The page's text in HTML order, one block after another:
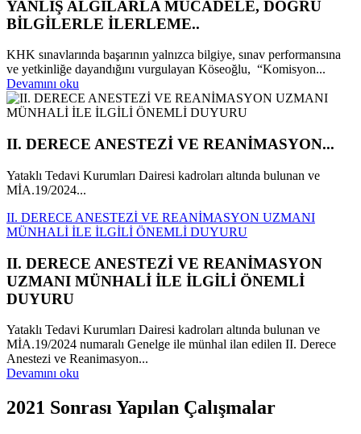
YANLIŞ ALGILARLA MÜCADELE, DOĞRU
BİLGİLERLE İLERLEME..
KHK sınavlarında başarının yalnızca bilgiye, sınav performansına
ve yetkinliğe dayandığını vurgulayan Köseoğlu, “Komisyon...
Devamını oku
II. DERECE ANESTEZİ VE REANİMASYON...
Yataklı Tedavi Kurumları Dairesi kadroları altında bulunan ve
MİA.19/2024...
II. DERECE ANESTEZİ VE REANİMASYON UZMANI
MÜNHALİ İLE İLGİLİ ÖNEMLİ DUYURU
II. DERECE ANESTEZİ VE REANİMASYON
UZMANI MÜNHALİ İLE İLGİLİ ÖNEMLİ
DUYURU
Yataklı Tedavi Kurumları Dairesi kadroları altında bulunan ve
MİA.19/2024 numaralı Genelge ile münhal ilan edilen II. Derece
Anestezi ve Reanimasyon...
Devamını oku
2021 Sonrası Yapılan Çalışmalar